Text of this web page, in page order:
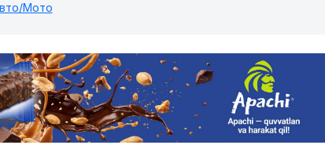
Мото